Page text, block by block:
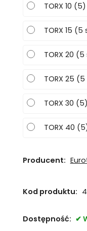
TORX 10 (5)
TORX 15 (5
TORX 20 (5
TORX 25
TORX 30 (5)
TORX 40
Producent:
Kod produktu:
Dostępność: